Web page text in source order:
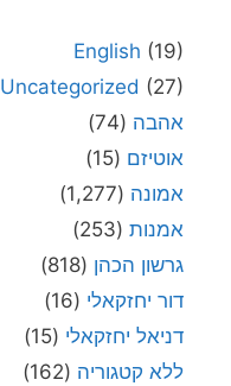
English (19)
Uncategorized (27)
אהבה (74)
אוטיזם (15)
אמונה (1,277)
אמנות (253)
גרשון הכהן (818)
דור יחזקאלי (16)
דניאל יחזקאלי (15)
ללא קטגוריה (162)